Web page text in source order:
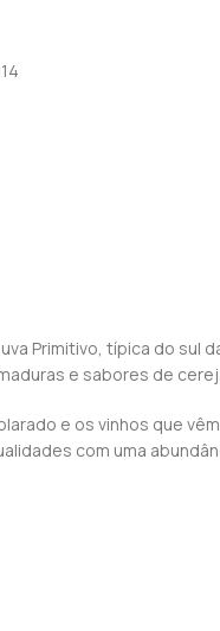
uva Primitivo, típica do
e sabores de
e os vinhos que
com uma